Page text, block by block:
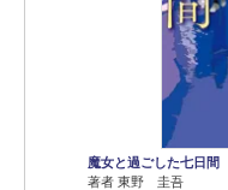
魔女と過ごした七日間
著者 東野 圭吾